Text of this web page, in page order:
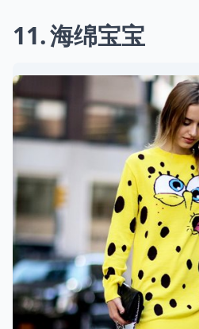
11 海绵宝宝